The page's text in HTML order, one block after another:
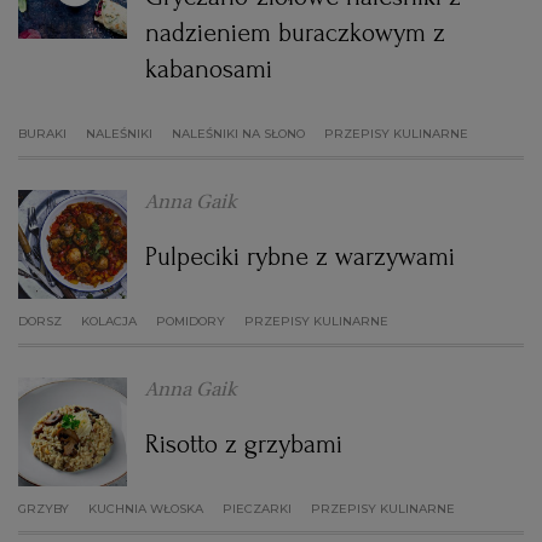
WROCŁAW
nadzieniem buraczkowym z
kabanosami
BURAKI NALEŚNIKI NALEŚNIKI NA SŁONO PRZEPISY KULINARNE
Anna Gaik
Pulpeciki rybne z warzywami
DORSZ KOLACJA POMIDORY PRZEPISY KULINARNE
Anna Gaik
Risotto z grzybami
GRZYBY KUCHNIA WŁOSKA PIECZARKI PRZEPISY KULINARNE